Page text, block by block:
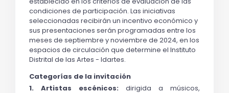
condiciones de participación. Las iniciativas
seleccionadas recibirán un incentivo económico y
sus presentaciones serán programadas entre los
meses de septiembre y noviembre de 2024, en los
espacios de circulación que determine el Instituto
Distrital de las Artes - Idartes.
Categorías de la invitación
1. Artistas escénicos: dirigida a músicos,